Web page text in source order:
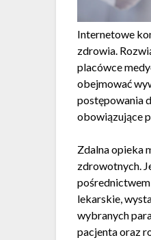
Internetowe
zdrowia.
placówce
obejmować
postępowania
obowiązujące
Zdalna opieka
zdrowotnych.
lekarskie,
wybranych
pacjenta oraz